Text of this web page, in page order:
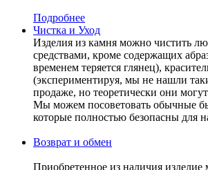
Подробнее
Чистка и Уход
Изделия из камня можно чистить
средствами, кроме содержащих
временем теряется глянец),
(экспериментируя, мы не нашли
продаже, но теоретически они
Мы можем посоветовать обычные
которые полностью безопасны для
Возврат и обмен
Приобретенное из наличия изделие